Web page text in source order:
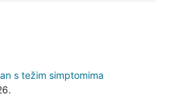
s težim simptomima